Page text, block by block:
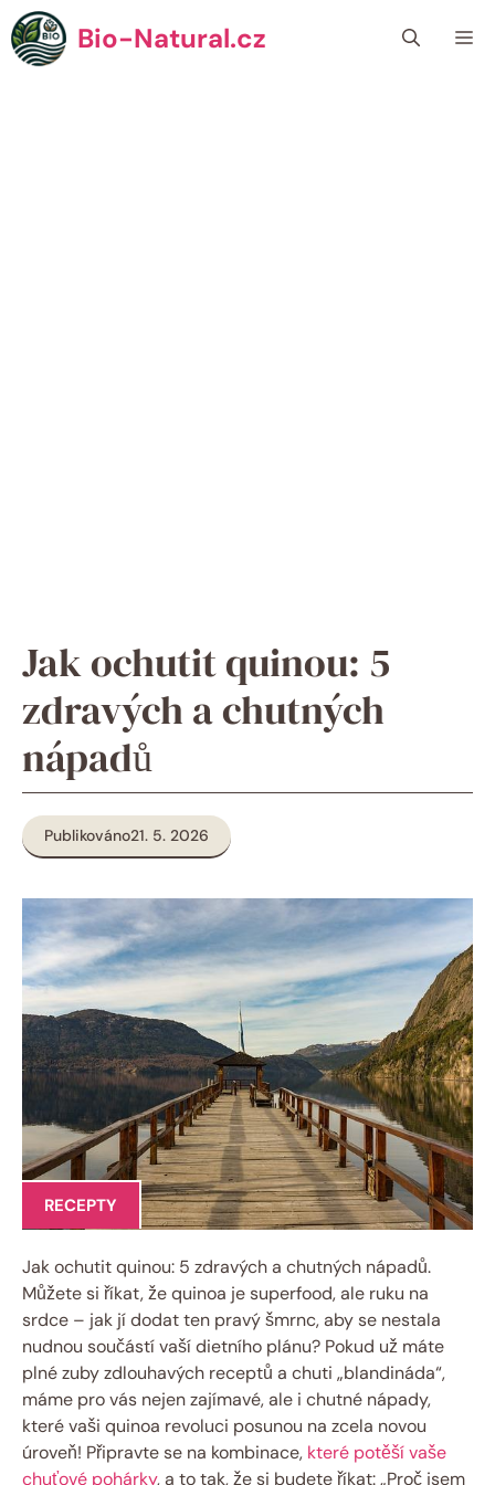
Přeskočit
na
obsah
Bio-Natural.cz
Jak ochutit quinou: 5
zdravých a chutných
nápadů
Publikováno21. 5. 2026
RECEPTY
Jak ochutit quinou: 5 zdravých a chutných nápadů.
Můžete si říkat, že quinoa je superfood, ale ruku na
srdce – jak jí dodat ten pravý šmrnc, aby se nestala
nudnou součástí vaší dietního plánu? Pokud už máte
plné zuby zdlouhavých receptů a chuti „blandináda“,
máme pro vás nejen zajímavé, ale i chutné nápady,
které vaši quinoa revoluci posunou na zcela novou
úroveň! Připravte se na kombinace, které potěší vaše
chuťové pohárky, a to tak, že si budete říkat: „Proč jsem